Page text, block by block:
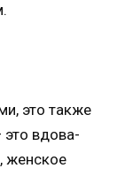
это также
это вдова-
женское